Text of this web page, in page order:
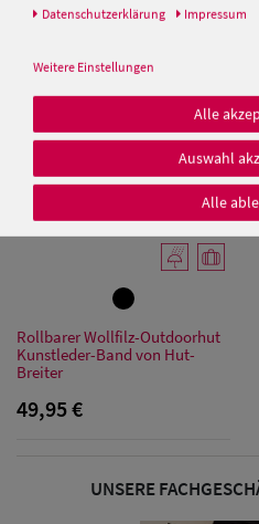
Damen Caps
Damen
Baseball Caps
Schutz Caps
29,99 €
Rollbarer Wollfilz-Outdoorhut
Kunstleder-Band von Hut-
Breiter
49,95 €
UNSERE
Daten­schutz­erklärung Impressum
Weitere Einstellungen
Alle
Auswahl
Alle